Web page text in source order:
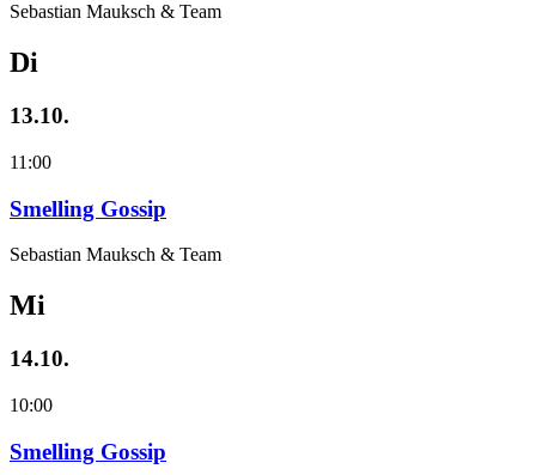
Sebastian Mauksch & Team
Di
13.10.
11:00
Smelling Gossip
Sebastian Mauksch & Team
Mi
14.10.
10:00
Smelling Gossip